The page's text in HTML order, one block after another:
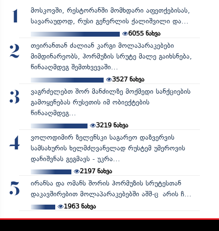
1
მოსკოვში, რესტორანში მომხდარი აფეთქებისას,
სავარაუდოდ, რუსი გენერლის ქალიშვილი და...
6055 ნახვა
2
თეირანთან ძალიან კარგი მოლაპარაკებები
მიმდინარეობს, ჰორმუზის სრუტე მალე გაიხსნება,
წინააღმდეგ შემთხვევაში...
3527ნახვა
3
ვაგრძელებთ შორ მანძილზე მოქმედი სანქციების
გამოყენებას რუსეთის იმ ობიექტების
წინააღმდეგ...
3219ნახვა
4
ვოლოდიმირ ზელენსკი საგარეო დაზვერვის
სამსახურის ხელმძღვანელად რუსტემ უმეროვის
დანიშვნას გეგმავს - უკრა...
2197ნახვა
5
ირანსა და ომანს შორის ჰორმუზის სრუტესთან
დაკავშირებით მოლაპარაკებებში აშშ-ც არის ჩ...
1963ნახვა